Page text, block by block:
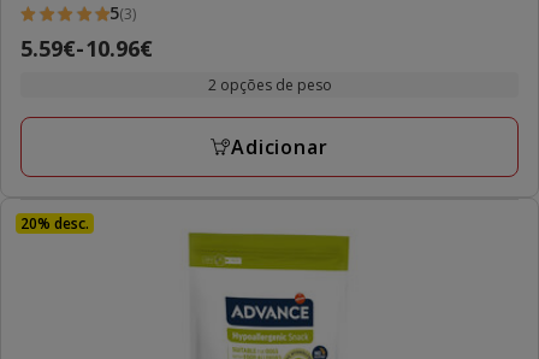
5
estrelas
3
5(3)
Preço
a
10.96€
5.59€-10.96€
2 opções de peso
Adicionar
20% desc.